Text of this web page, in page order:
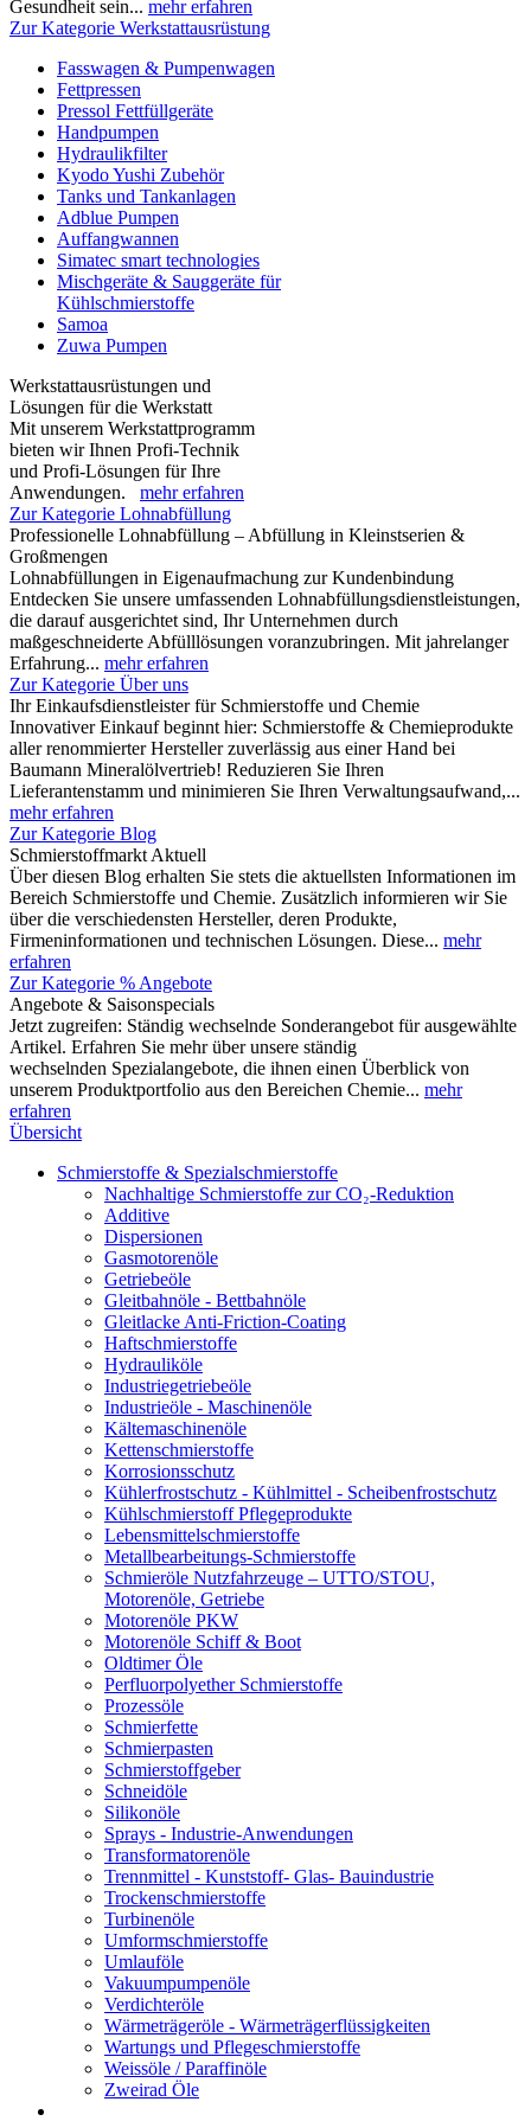
Gesundheit sein... mehr erfahren
Zur Kategorie Werkstattausrüstung
Fasswagen & Pumpenwagen
Fettpressen
Pressol Fettfüllgeräte
Handpumpen
Hydraulikfilter
Kyodo Yushi Zubehör
Tanks und Tankanlagen
Adblue Pumpen
Auffangwannen
Simatec smart technologies
Mischgeräte & Sauggeräte für
Kühlschmierstoffe
Samoa
Zuwa Pumpen
Werkstattausrüstungen und
Lösungen für die Werkstatt
Mit unserem Werkstattprogramm
bieten wir Ihnen Profi-Technik
und Profi-Lösungen für Ihre
Anwendungen. mehr erfahren
Zur Kategorie Lohnabfüllung
Professionelle Lohnabfüllung – Abfüllung in Kleinstserien &
Großmengen
Lohnabfüllungen in Eigenaufmachung zur Kundenbindung
Entdecken Sie unsere umfassenden Lohnabfüllungsdienstleistungen,
die darauf ausgerichtet sind, Ihr Unternehmen durch
maßgeschneiderte Abfülllösungen voranzubringen. Mit jahrelanger
Erfahrung... mehr erfahren
Zur Kategorie Über uns
Ihr Einkaufsdienstleister für Schmierstoffe und Chemie
Innovativer Einkauf beginnt hier: Schmierstoffe & Chemieprodukte
aller renommierter Hersteller zuverlässig aus einer Hand bei
Baumann Mineralölvertrieb! Reduzieren Sie Ihren
Lieferantenstamm und minimieren Sie Ihren Verwaltungsaufwand,...
mehr erfahren
Zur Kategorie Blog
Schmierstoffmarkt Aktuell
Über diesen Blog erhalten Sie stets die aktuellsten Informationen im
Bereich Schmierstoffe und Chemie. Zusätzlich informieren wir Sie
über die verschiedensten Hersteller, deren Produkte,
Firmeninformationen und technischen Lösungen. Diese... mehr
erfahren
Zur Kategorie % Angebote
Angebote & Saisonspecials
Jetzt zugreifen: Ständig wechselnde Sonderangebot für ausgewählte
Artikel. Erfahren Sie mehr über unsere ständig
wechselnden Spezialangebote, die ihnen einen Überblick von
unserem Produktportfolio aus den Bereichen Chemie... mehr
erfahren
Übersicht
Schmierstoffe & Spezialschmierstoffe
Nachhaltige Schmierstoffe zur CO₂-Reduktion
Additive
Dispersionen
Gasmotorenöle
Getriebeöle
Gleitbahnöle - Bettbahnöle
Gleitlacke Anti-Friction-Coating
Haftschmierstoffe
Hydrauliköle
Industriegetriebeöle
Industrieöle - Maschinenöle
Kältemaschinenöle
Kettenschmierstoffe
Korrosionsschutz
Kühlerfrostschutz - Kühlmittel - Scheibenfrostschutz
Kühlschmierstoff Pflegeprodukte
Lebensmittelschmierstoffe
Metallbearbeitungs-Schmierstoffe
Schmieröle Nutzfahrzeuge – UTTO/STOU,
Motorenöle, Getriebe
Motorenöle PKW
Motorenöle Schiff & Boot
Oldtimer Öle
Perfluorpolyether Schmierstoffe
Prozessöle
Schmierfette
Schmierpasten
Schmierstoffgeber
Schneidöle
Silikonöle
Sprays - Industrie-Anwendungen
Transformatorenöle
Trennmittel - Kunststoff- Glas- Bauindustrie
Trockenschmierstoffe
Turbinenöle
Umformschmierstoffe
Umlauföle
Vakuumpumpenöle
Verdichteröle
Wärmeträgeröle - Wärmeträgerflüssigkeiten
Wartungs und Pflegeschmierstoffe
Weissöle / Paraffinöle
Zweirad Öle